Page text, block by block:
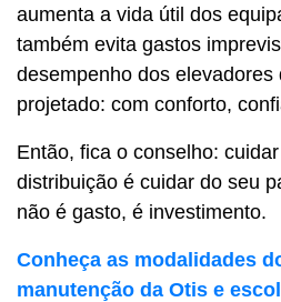
aumenta a vida útil dos
também evita gastos
desempenho dos elevadores
projetado: com conforto,
Então, fica o conselho:
distribuição é cuidar do seu
não é gasto, é investimento.
Conheça as modalidades
manutenção da Otis e